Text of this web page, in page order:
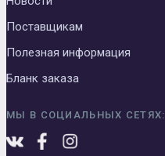
Поставщикам
Полезная информация
Бланк заказа
МЫ В СОЦИАЛЬНЫХ СЕТЯХ: